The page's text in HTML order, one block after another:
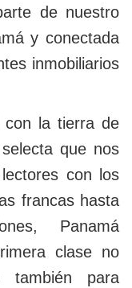
de nuestro
y conectada
inmobiliarios
con la tierra de
que nos
con los
francas hasta
Panamá
clase no
para